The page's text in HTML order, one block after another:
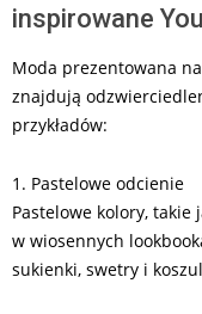
inspirowane
Moda prezentowana
znajdują
przykładów:
1. Pastelowe odcienie
Pastelowe kolory, takie
w wiosennych
sukienki, swetry i